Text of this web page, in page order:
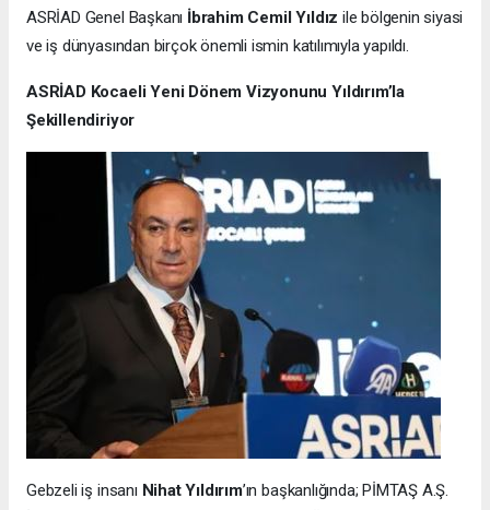
ASRİAD Genel Başkanı İbrahim Cemil Yıldız ile bölgenin siyasi
ve iş dünyasından birçok önemli ismin katılımıyla yapıldı.
ASRİAD Kocaeli Yeni Dönem Vizyonunu Yıldırım’la
Şekillendiriyor
Gebzeli iş insanı Nihat Yıldırım’ın başkanlığında; PİMTAŞ A.Ş.